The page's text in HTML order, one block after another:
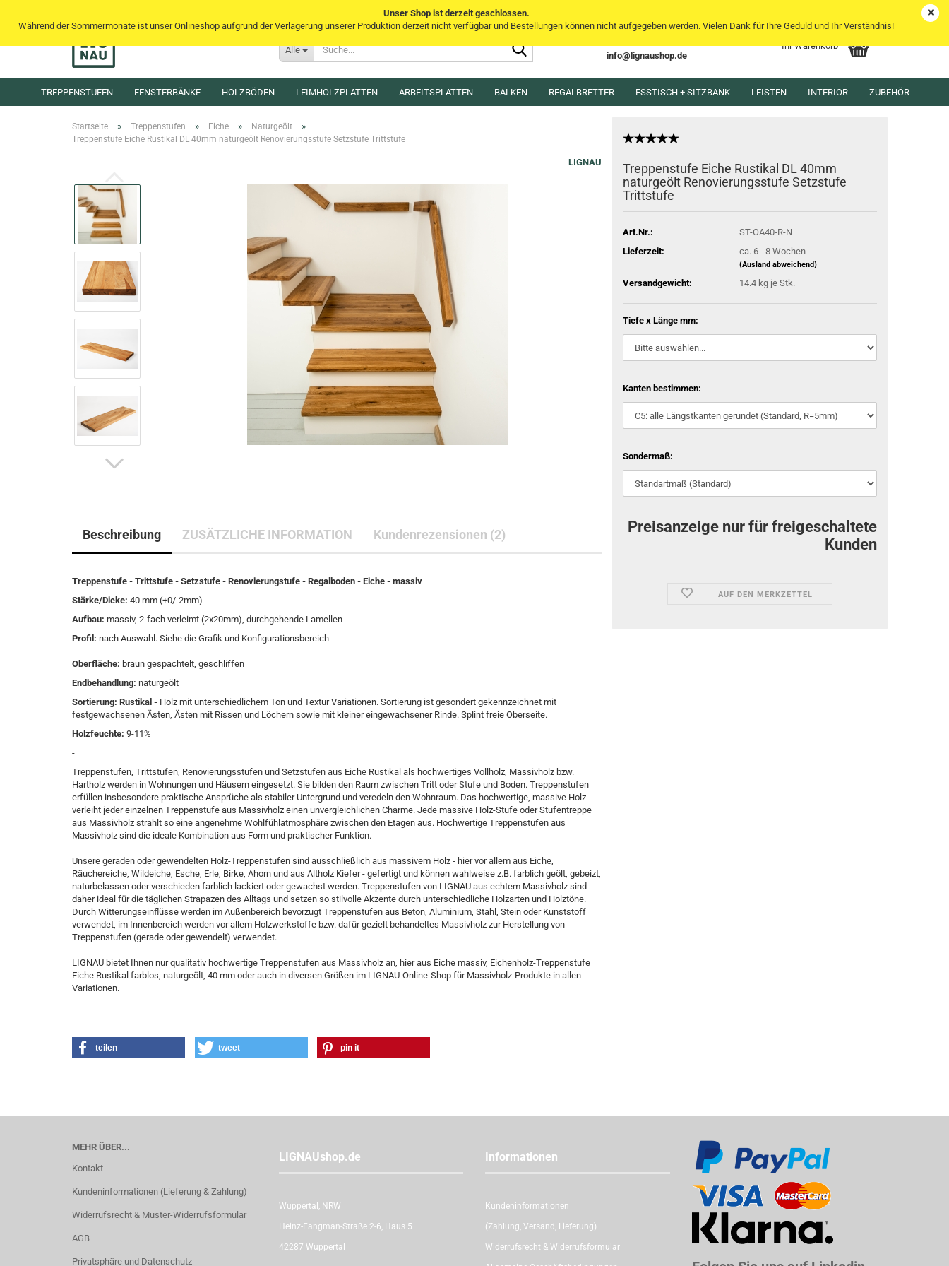
Lieferland
Alle
info@lignaushop.de
Ihr Warenkorb
Unser Shop ist derzeit geschlossen.
Während der Sommermonate ist unser Onlineshop aufgrund der Verlagerung unserer Produktion derzeit nicht verfügbar und Bestellungen können nicht aufgegeben werden. Vielen Dank für Ihre Geduld und Ihr Verständnis!
TREPPENSTUFEN FENSTERBÄNKE HOLZBÖDEN LEIMHOLZPLATTEN ARBEITSPLATTEN BALKEN REGALBRETTER ESSTISCH + SITZBANK LEISTEN INTERIOR ZUBEHÖR
Startseite » Treppenstufen » Eiche » Naturgeölt »
Treppenstufe Eiche Rustikal DL 40mm naturgeölt Renovierungsstufe Setzstufe Trittstufe
LIGNAU
Treppenstufe Eiche Rustikal DL 40mm
naturgeölt Renovierungsstufe Setzstufe
Trittstufe
Art.Nr.:
ST-OA40-R-N
Lieferzeit:
ca. 6 - 8 Wochen
(Ausland abweichend)
Versandgewicht: 14.4 kg je Stk.
Tiefe x Länge mm:
Kanten bestimmen:
Sondermaß:
Preisanzeige nur für freigeschaltete
Kunden
AUF DEN MERKZETTEL
Beschreibung ZUSÄTZLICHE INFORMATION Kundenrezensionen (2)
Treppenstufe - Trittstufe - Setzstufe - Renovierungstufe - Regalboden - Eiche - massiv
Stärke/Dicke: 40 mm (+0/-2mm)
Aufbau: massiv, 2-fach verleimt (2x20mm), durchgehende Lamellen
Profil: nach Auswahl. Siehe die Grafik und Konfigurationsbereich
Oberfläche: braun gespachtelt, geschliffen
Endbehandlung: naturgeölt
Sortierung: Rustikal - Holz mit unterschiedlichem Ton und Textur Variationen. Sortierung ist gesondert gekennzeichnet mit
festgewachsenen Ästen, Ästen mit Rissen und Löchern sowie mit kleiner eingewachsener Rinde. Splint freie Oberseite.
Holzfeuchte: 9-11%
-
Treppenstufen, Trittstufen, Renovierungsstufen und Setzstufen aus Eiche Rustikal als hochwertiges Vollholz, Massivholz bzw.
Hartholz werden in Wohnungen und Häusern eingesetzt. Sie bilden den Raum zwischen Tritt oder Stufe und Boden. Treppenstufen
erfüllen insbesondere praktische Ansprüche als stabiler Untergrund und veredeln den Wohnraum. Das hochwertige, massive Holz
verleiht jeder einzelnen Treppenstufe aus Massivholz einen unvergleichlichen Charme. Jede massive Holz-Stufe oder Stufentreppe
aus Massivholz strahlt so eine angenehme Wohlfühlatmosphäre zwischen den Etagen aus. Hochwertige Treppenstufen aus
Massivholz sind die ideale Kombination aus Form und praktischer Funktion.
Unsere geraden oder gewendelten Holz-Treppenstufen sind ausschließlich aus massivem Holz - hier vor allem aus Eiche,
Räuchereiche, Wildeiche, Esche, Erle, Birke, Ahorn und aus Altholz Kiefer - gefertigt und können wahlweise z.B. farblich geölt, gebeizt,
naturbelassen oder verschieden farblich lackiert oder gewachst werden. Treppenstufen von LIGNAU aus echtem Massivholz sind
daher ideal für die täglichen Strapazen des Alltags und setzen so stilvolle Akzente durch unterschiedliche Holzarten und Holztöne.
Durch Witterungseinflüsse werden im Außenbereich bevorzugt Treppenstufen aus Beton, Aluminium, Stahl, Stein oder Kunststoff
verwendet, im Innenbereich werden vor allem Holzwerkstoffe bzw. dafür gezielt behandeltes Massivholz zur Herstellung von
Treppenstufen (gerade oder gewendelt) verwendet.
LIGNAU bietet Ihnen nur qualitativ hochwertige Treppenstufen aus Massivholz an, hier aus Eiche massiv, Eichenholz-Treppenstufe
Eiche Rustikal farblos, naturgeölt, 40 mm oder auch in diversen Größen im LIGNAU-Online-Shop für Massivholz-Produkte in allen
Variationen.
teilen tweet pin it
MEHR ÜBER...
Kontakt
Kundeninformationen (Lieferung & Zahlung)
Widerrufsrecht & Muster-Widerrufsformular
AGB
Privatsphäre und Datenschutz
LIGNAUshop.de
Wuppertal, NRW
Heinz-Fangman-Straße 2-6, Haus 5
42287 Wuppertal
Informationen
Kundeninformationen
(Zahlung, Versand, Lieferung)
Widerrufsrecht & Widerrufsformular